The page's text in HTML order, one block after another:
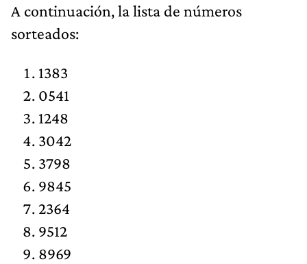
​A continuación, la lista de números
sorteados:
1383
0541
1248
3042
3798
9845
2364
9512
8969